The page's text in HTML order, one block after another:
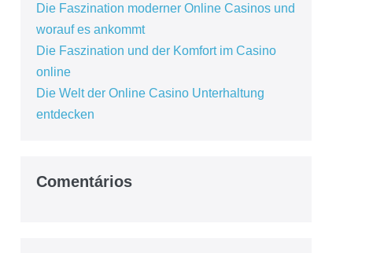
Die Faszination moderner Online Casinos und
worauf es ankommt
Die Faszination und der Komfort im Casino
online
Die Welt der Online Casino Unterhaltung
entdecken
Comentários